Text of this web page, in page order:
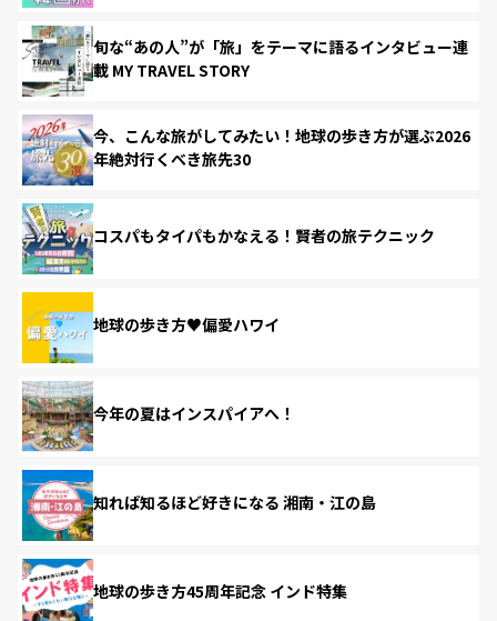
旬な“あの人”が「旅」をテーマに語るインタビュー連
載 MY TRAVEL STORY
今、こんな旅がしてみたい！地球の歩き方が選ぶ2026
年絶対行くべき旅先30
コスパもタイパもかなえる！賢者の旅テクニック
地球の歩き方♥偏愛ハワイ
今年の夏はインスパイアへ！
知れば知るほど好きになる 湘南・江の島
地球の歩き方45周年記念 インド特集